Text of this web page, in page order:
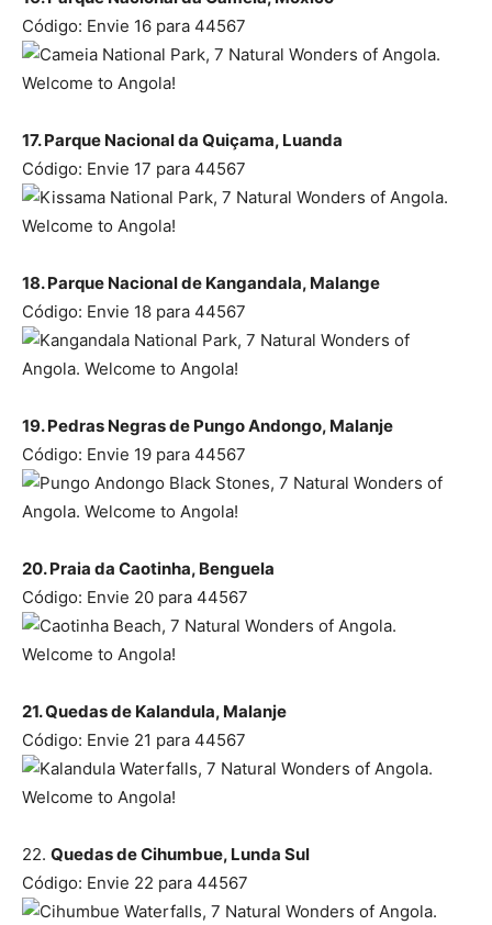
Código: Envie 16 para 44567
17. Parque Nacional da Quiçama, Luanda
Código: Envie 17 para 44567
18. Parque Nacional de Kangandala, Malange
Código: Envie 18 para 44567
19. Pedras Negras de Pungo Andongo, Malanje
Código: Envie 19 para 44567
20. Praia da Caotinha, Benguela
Código: Envie 20 para 44567
21. Quedas de Kalandula, Malanje
Código: Envie 21 para 44567
22. Quedas de Cihumbue, Lunda Sul
Código: Envie 22 para 44567